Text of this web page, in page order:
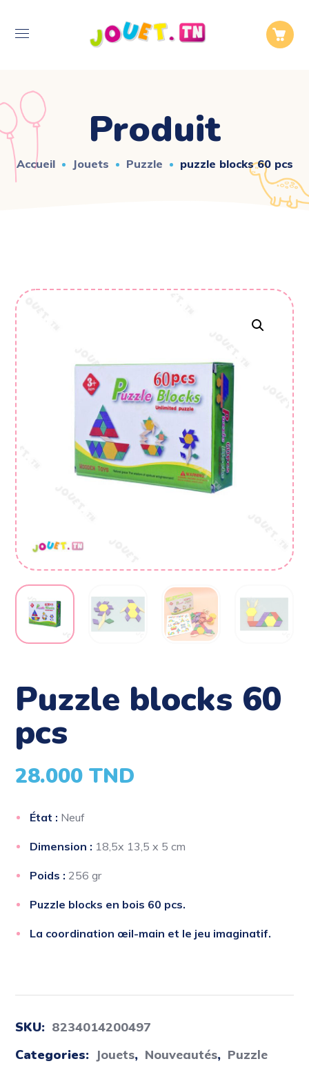
Produit
Accueil Jouets Puzzle puzzle blocks 60 pcs
puzzle blocks 60
pcs
28.000TND
État : Neuf
Dimension : 18,5x 13,5 x 5 cm
Poids : 256 gr
Puzzle blocks en bois 60 pcs.
La coordination œil-main et le jeu imaginatif.
SKU: 8234014200497
Categories: Jouets, Nouveautés, Puzzle